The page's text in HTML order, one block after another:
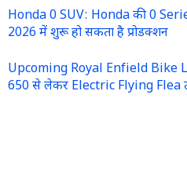
Honda 0 SUV: Honda की 0
2026 में शुरू हो सकता है प्रोडक्शन
Upcoming Royal Enfield Bike
650 से लेकर Electric Flying Flea